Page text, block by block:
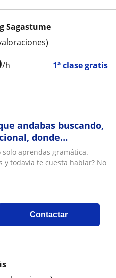
/h 1ª clase gratis
Sagastume
andabas buscando,
donde
reales basadas en
el tiempo,
aprendas gramática.
y todavía te cuesta hablar? No
Contactar